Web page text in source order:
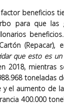
beneficios
para que las
que esto es
2018, mientras
toneladas
el aumento de
400.000